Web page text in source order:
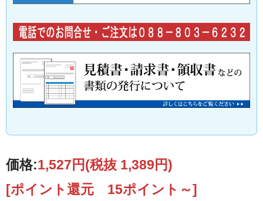
価格:1,527円(税抜 1,389円)
[ポイント還元 15ポイント～]